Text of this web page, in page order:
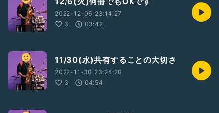
2022-12-06 23:14:27
3
03:42
11/30(水)共有することの大切さ
2022-11-30 23:26:20
3
04:54